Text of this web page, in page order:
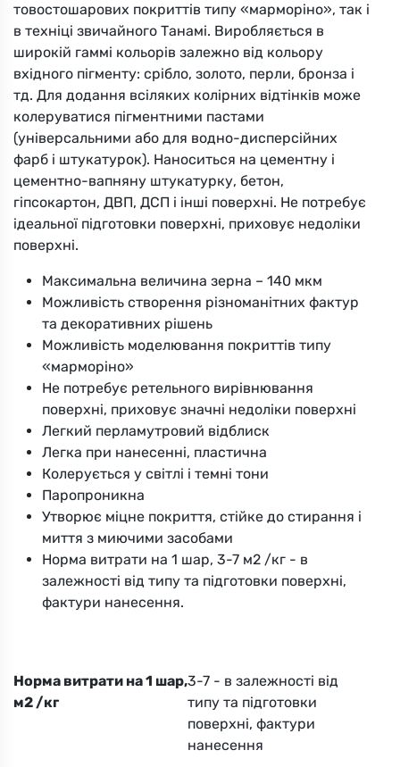
товостошарових покриттів типу «марморіно», так і
в техніці звичайного Танамі. Виробляється в
широкій гаммі кольорів залежно від кольору
вхідного пігменту: срібло, золото, перли, бронза і
тд. Для додання всіляких колірних відтінків може
колеруватися пігментними пастами
(універсальними або для водно-дисперсійних
фарб і штукатурок). Наноситься на цементну і
цементно-вапняну штукатурку, бетон,
гіпсокартон, ДВП, ДСП і інші поверхні. Не потребує
ідеальної підготовки поверхні, приховує недоліки
поверхні.
Максимальна величина зерна – 140 мкм
Можливість створення різноманітних фактур
та декоративних рішень
Можливість моделювання покриттів типу
«марморіно»
Не потребує ретельного вирівнювання
поверхні, приховує значні недоліки поверхні
Легкий перламутровий відблиск
Легка при нанесенні, пластична
Колерується у світлі і темні тони
Паропроникна
Утворює міцне покриття, стійке до стирання і
миття з миючими засобами
Норма витрати на 1 шар, 3-7 м2 /кг - в
залежності від типу та підготовки поверхні,
фактури нанесення.
Норма витрати на 1 шар,
м2 /кг
3-7 - в залежності від
типу та підготовки
поверхні, фактури
нанесення